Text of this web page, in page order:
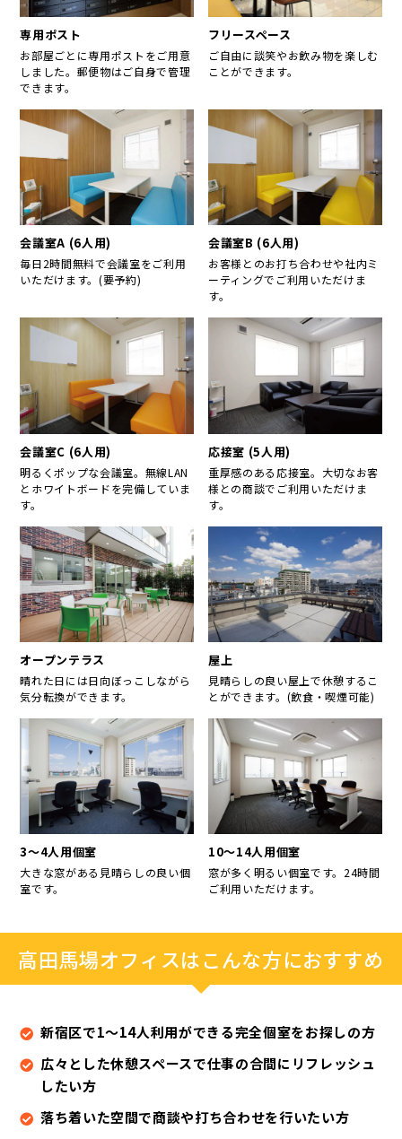
専用ポスト
お部屋ごとに専用ポストをご用意
しました。郵便物はご自身で管理
できます。
フリースペース
ご自由に談笑やお飲み物を楽しむ
ことができます。
会議室A (6人用)
毎日2時間無料で会議室をご利用
いただけます。(要予約)
会議室B (6人用)
お客様とのお打ち合わせや社内ミ
ーティングでご利用いただけま
す。
会議室C (6人用)
明るくポップな会議室。無線LAN
とホワイトボードを完備していま
す。
応接室 (5人用)
重厚感のある応接室。大切なお客
様との商談でご利用いただけま
す。
オープンテラス
晴れた日には日向ぼっこしながら
気分転換ができます。
屋上
見晴らしの良い屋上で休憩するこ
とができます。(飲食・喫煙可能)
3～4人用個室
大きな窓がある見晴らしの良い個
室です。
10～14人用個室
窓が多く明るい個室です。24時間
ご利用いただけます。
高田馬場オフィスはこんな方におすすめ
新宿区で1～14人利用ができる完全個室をお探しの方
広々とした休憩スペースで仕事の合間にリフレッシュ
したい方
落ち着いた空間で商談や打ち合わせを行いたい方